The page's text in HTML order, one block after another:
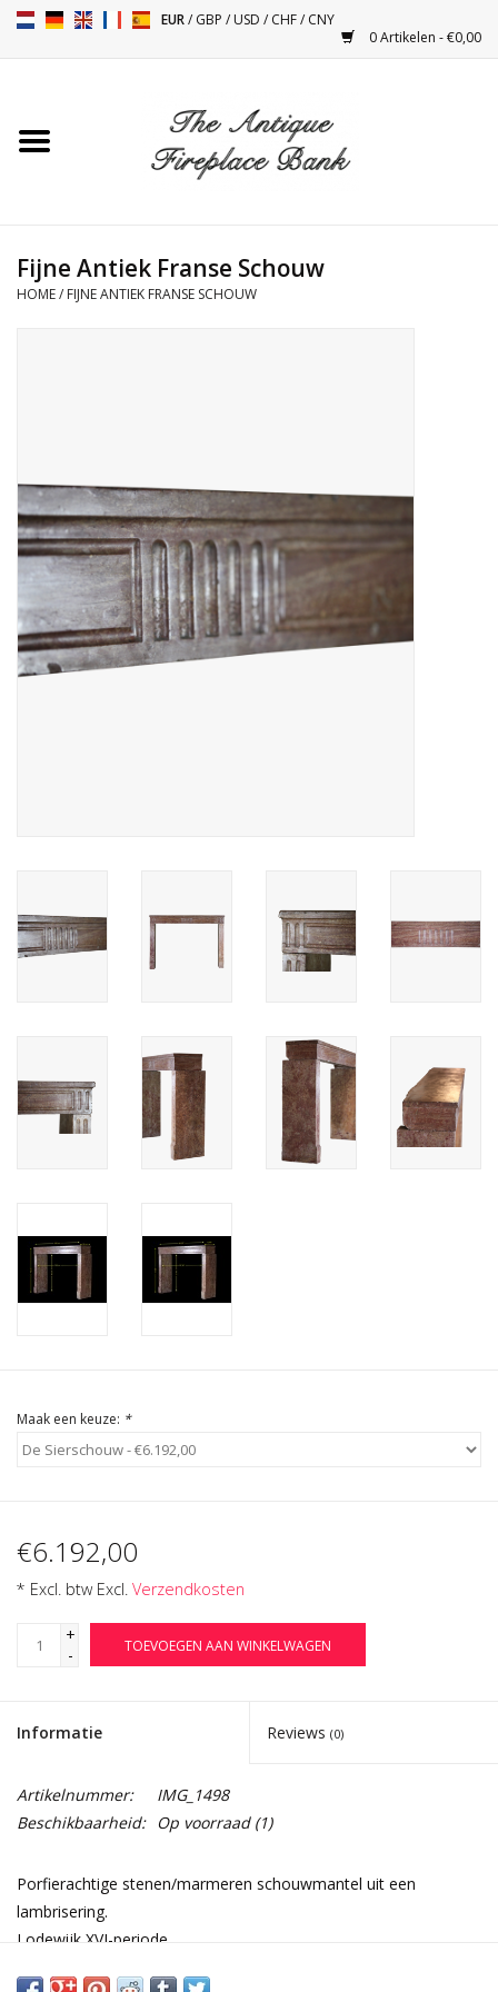
EUR/GBP /USD /CHF/CNY
0 Artikelen - €0,00
Toebehoren
Decoratieve Outdoor
Objecten
Vloeren - Steen, Terra Cotta
& Marmer
Fijne Antiek Franse Schouw
HOME/ FIJNE ANTIEK FRANSE SCHOUW
Maak een keuze: *
€6.192,00
* Excl. btw Excl. Verzendkosten
+
-
TOEVOEGEN AAN WINKELWAGEN
Informatie Reviews (0)
Artikelnummer:
IMG_1498
Beschikbaarheid: Op voorraad(1)
Porfierachtige stenen/marmeren schouwmantel uit een
lambrisering.
Lodewijk XVI-periode.